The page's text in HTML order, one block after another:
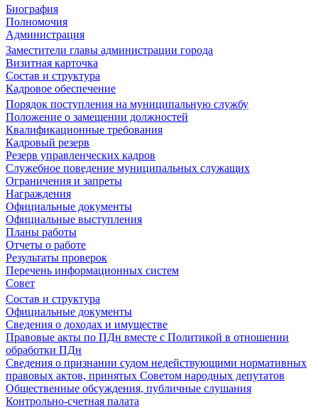
Биография
Полномочия
Администрация
Заместители главы администрации города
Визитная карточка
Состав и структура
Кадровое обеспечение
Порядок поступления на муниципальную службу
Положение о замещении должностей
Квалификационные требования
Кадровый резерв
Резерв управленческих кадров
Служебное поведение муниципальных служащих
Ограничения и запреты
Награждения
Официальные документы
Официальные выступления
Планы работы
Отчеты о работе
Результаты проверок
Перечень информационных систем
Совет
Состав и структура
Официальные документы
Сведения о доходах и имуществе
Правовые акты по ПДн вместе с Политикой в отношении
обработки ПДн
Сведения о признании судом недействующими нормативных
правовых актов, принятых Советом народных депутатов
Общественные обсуждения, публичные слушания
Контрольно-счетная палата